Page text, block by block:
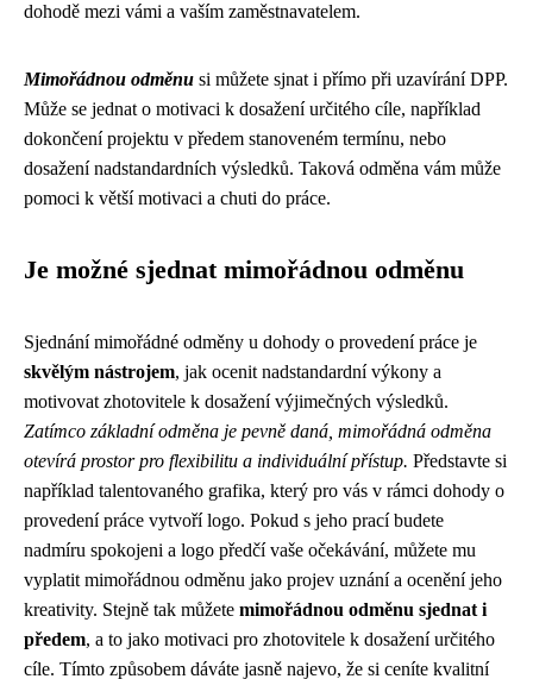
dohodě mezi vámi a vaším zaměstnavatelem.
Mimořádnou odměnu si můžete sjnat i přímo při uzavírání DPP.
Může se jednat o motivaci k dosažení určitého cíle, například
dokončení projektu v předem stanoveném termínu, nebo
dosažení nadstandardních výsledků. Taková odměna vám může
pomoci k větší motivaci a chuti do práce.
Je možné sjednat mimořádnou odměnu
Sjednání mimořádné odměny u dohody o provedení práce je
skvělým nástrojem, jak ocenit nadstandardní výkony a
motivovat zhotovitele k dosažení výjimečných výsledků.
Zatímco základní odměna je pevně daná, mimořádná odměna
otevírá prostor pro flexibilitu a individuální přístup. Představte si
například talentovaného grafika, který pro vás v rámci dohody o
provedení práce vytvoří logo. Pokud s jeho prací budete
nadmíru spokojeni a logo předčí vaše očekávání, můžete mu
vyplatit mimořádnou odměnu jako projev uznání a ocenění jeho
kreativity. Stejně tak můžete mimořádnou odměnu sjednat i
předem, a to jako motivaci pro zhotovitele k dosažení určitého
cíle. Tímto způsobem dáváte jasně najevo, že si ceníte kvalitní